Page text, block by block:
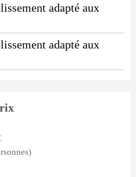
adapté aux
adapté aux